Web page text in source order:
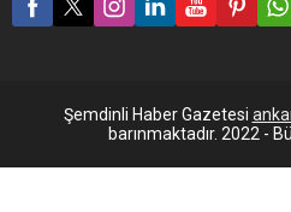
haklarından mahrum
bulunuldu. Eğitim-Sen
Nusaybin temsilciliği, ilçcede
Şemdinli Haber Gazetesi
barınmaktadır. 2022 -